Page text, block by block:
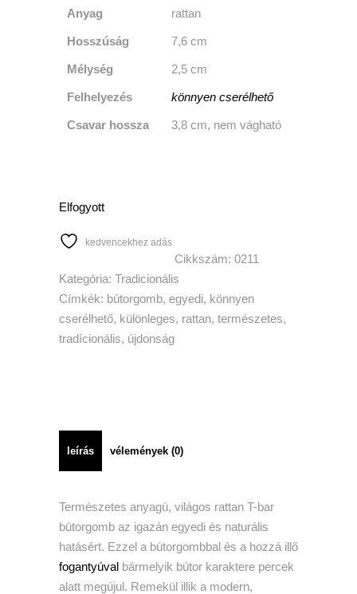
Anyag rattan
Hosszúság 7,6 cm
Mélység 2,5 cm
Felhelyezés könnyen cserélhető
Csavar hossza 3,8 cm, nem vágható
Elfogyott
kedvencekhez adás
Cikkszám: 0211
Kategória: Tradicionális
Címkék: bútorgomb, egyedi, könnyen
cserélhető, különleges, rattan, természetes,
tradícionális, újdonság
leírás vélemények (0)
Természetes anyagú, világos rattan T-bar
bútorgomb az igazán egyedi és naturális
hatásért. Ezzel a bútorgombbal és a hozzá illő
fogantyúval bármelyik bútor karaktere percek
alatt megújul. Remekül illik a modern,